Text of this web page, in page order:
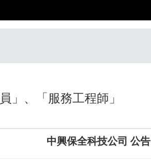
」、「服務工程師」
中興保全科技公司 公告